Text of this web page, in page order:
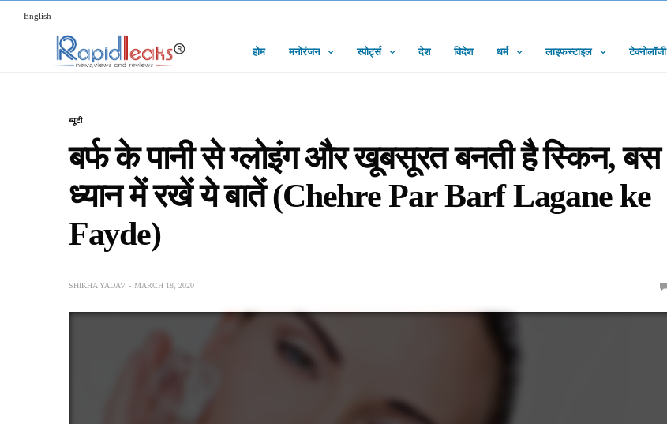
English
होम मनोरंजन स्पोर्ट्स देश विदेश धर्म लाइफस्टाइल टेक्नोलॉजी
ब्यूटी
बर्फ के पानी से ग्लोइंग और खूबसूरत बनती है स्किन, बस
ध्यान में रखें ये बातें (Chehre Par Barf Lagane ke
Fayde)
SHIKHA YADAV MARCH 18, 2020